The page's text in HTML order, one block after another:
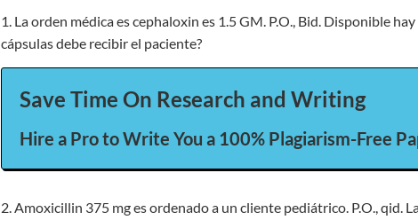
French essay help services French custom
1. La orden médica es cephaloxin es 1.5 GM. P.O., Bid. Disponible
cápsulas debe recibir el paciente?
Save Time On Research and Writing
Hire a Pro to Write You a 100% Plagiarism-Free
2. Amoxicillin 375 mg es ordenado a un cliente pediátrico. P.O., qid.